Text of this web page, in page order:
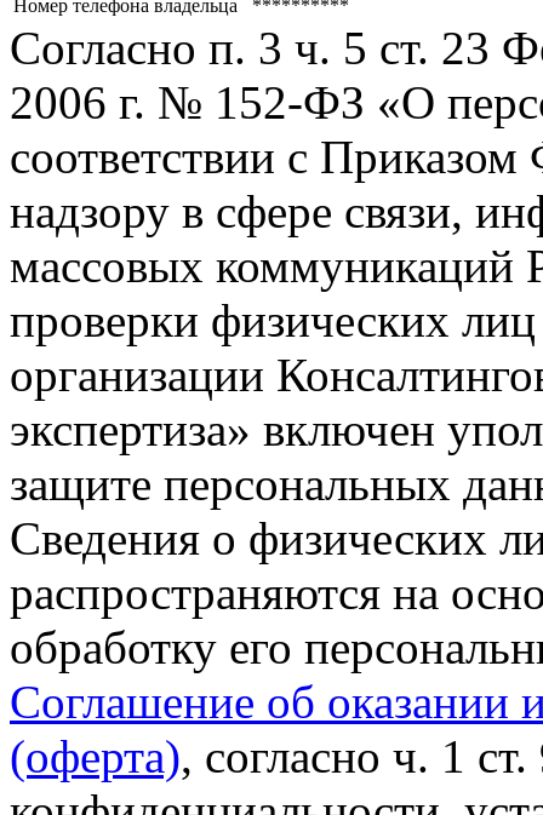
Номер телефона владельца
**********
Согласно п. 3 ч. 5 ст. 23
2006 г. № 152-ФЗ «О
соответствии с
надзору в сфере связи,
массовых коммуникаций
проверки физических
организации
экспертиза» включен
защите персональных
Сведения о физических
распространяются на
обработку его
Соглашение об оказании
(оферта), согласно ч. 1